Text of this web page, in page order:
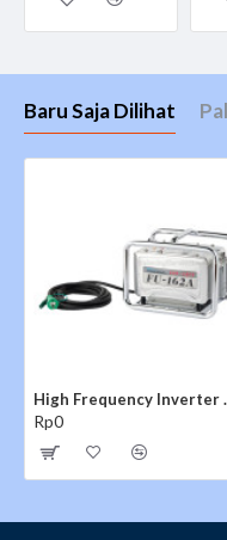
Baru Saja Dilihat
High
Rp0